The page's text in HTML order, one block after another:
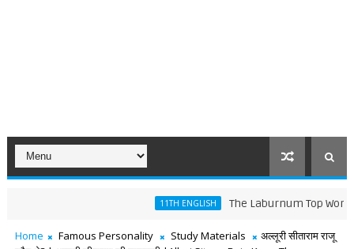
11TH ENGLISH The Laburnum Top Words
Home Famous Personality Study Materials
अल्लूरी सीताराम राजू